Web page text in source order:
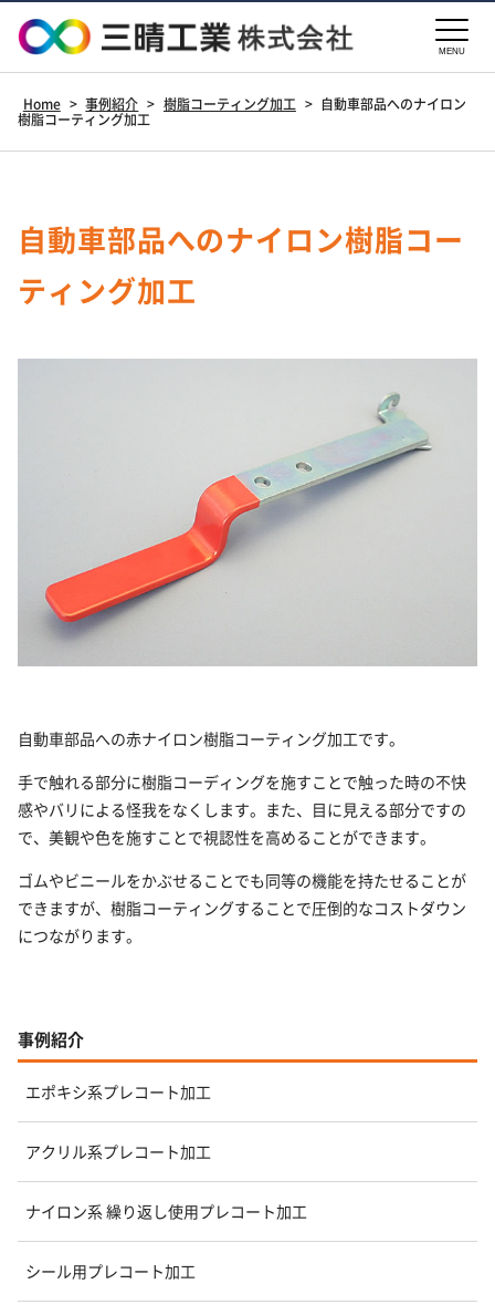
MENU
Home > 事例紹介 > 樹脂コーティング加工 > 自動車部品へのナイロン
樹脂コーティング加工
自動車部品へのナイロン樹脂コー
ティング加工
自動車部品への赤ナイロン樹脂コーティング加工です。
手で触れる部分に樹脂コーディングを施すことで触った時の不快
感やバリによる怪我をなくします。また、目に見える部分ですの
で、美観や色を施すことで視認性を高めることができます。
ゴムやビニールをかぶせることでも同等の機能を持たせることが
できますが、樹脂コーティングすることで圧倒的なコストダウン
につながります。
事例紹介
エポキシ系プレコート加工
アクリル系プレコート加工
ナイロン系 繰り返し使用プレコート加工
シール用プレコート加工